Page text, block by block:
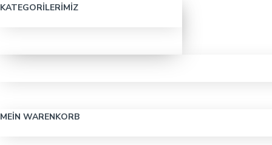
KATEGORILERIMIZ
MEIN WARENKORB